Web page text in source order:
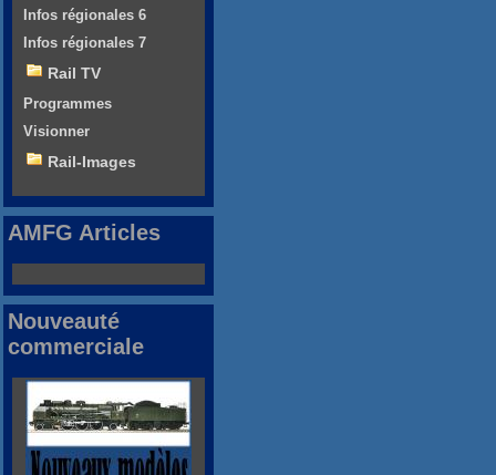
Infos régionales 6
Infos régionales 7
Rail TV
Programmes
Visionner
Rail-Images
AMFG Articles
Nouveauté
commerciale